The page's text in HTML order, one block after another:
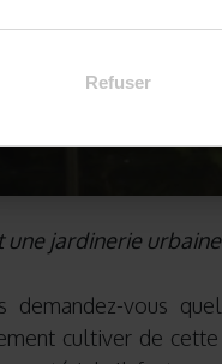
Refuser
une jardinerie
demandez-vous
cultiver de